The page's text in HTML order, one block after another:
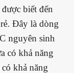
biết đến
Đây là dòng
nguyên sinh
có khả năng
khả năng